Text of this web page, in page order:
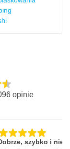
opinie
szybko i